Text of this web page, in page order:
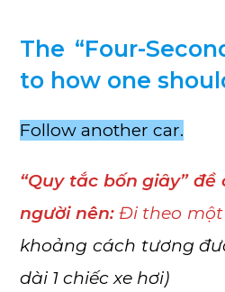
The “Four-
to how one
Follow another car.
“Quy tắc bốn giây”
người nên: Đi theo một
khoảng cách tương
dài 1 chiếc xe hơi)